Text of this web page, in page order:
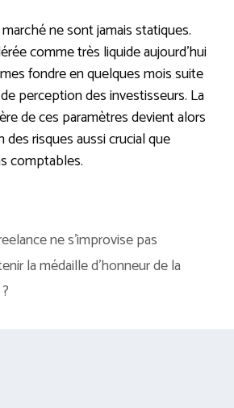
ne sont jamais statiques.
comme très liquide aujourd’hui
fondre en quelques mois suite
perception des investisseurs. La
de ces paramètres devient alors
risques aussi crucial que
comptables.
ne s’improvise pas
la médaille d’honneur de la